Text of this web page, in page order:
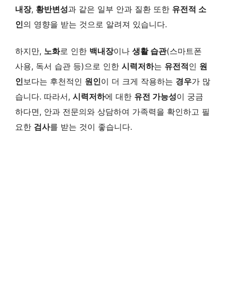
내장, 황반변성과 같은 일부 안과 질환 또한 유전적 소
인의 영향을 받는 것으로 알려져 있습니다.
하지만, 노화로 인한 백내장이나 생활 습관(스마트폰
사용, 독서 습관 등)으로 인한 시력저하는 유전적인 원
인 보다는 후천적인 원인이 더 크게 작용하는 경우가 많
습니다. 따라서, 시력저하에 대한 유전 가능성이 궁금
하다면, 안과 전문의와 상담하여 가족력을 확인하고 필
요한 검사를 받는 것이 좋습니다.